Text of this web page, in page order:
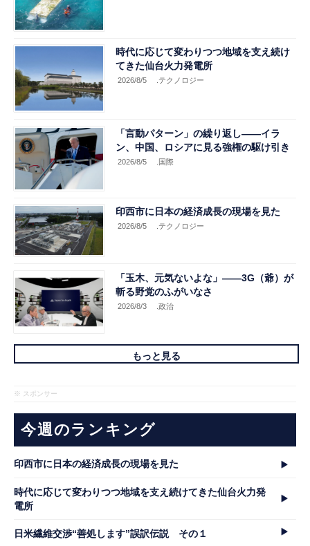
時代に応じて変わりつつ地域を支え続け
てきた仙台火力発電所
2026/8/5 .テクノロジー
「言動パターン」の繰り返し――イラ
ン、中国、ロシアに見る強権の駆け引き
2026/8/5 .国際
印西市に日本の経済成長の現場を見た
2026/8/5 .テクノロジー
「玉木、元気ないよな」――3G（爺）が
斬る野党のふがいなさ
2026/8/3 .政治
もっと見る
※ スポンサー
今週のランキング
印西市に日本の経済成長の現場を見た
時代に応じて変わりつつ地域を支え続けてきた仙台火力発
電所
日米繊維交渉“善処します”誤訳伝説 その１